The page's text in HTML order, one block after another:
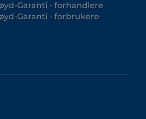
Garanti - forhandlere
Garanti - forbrukere